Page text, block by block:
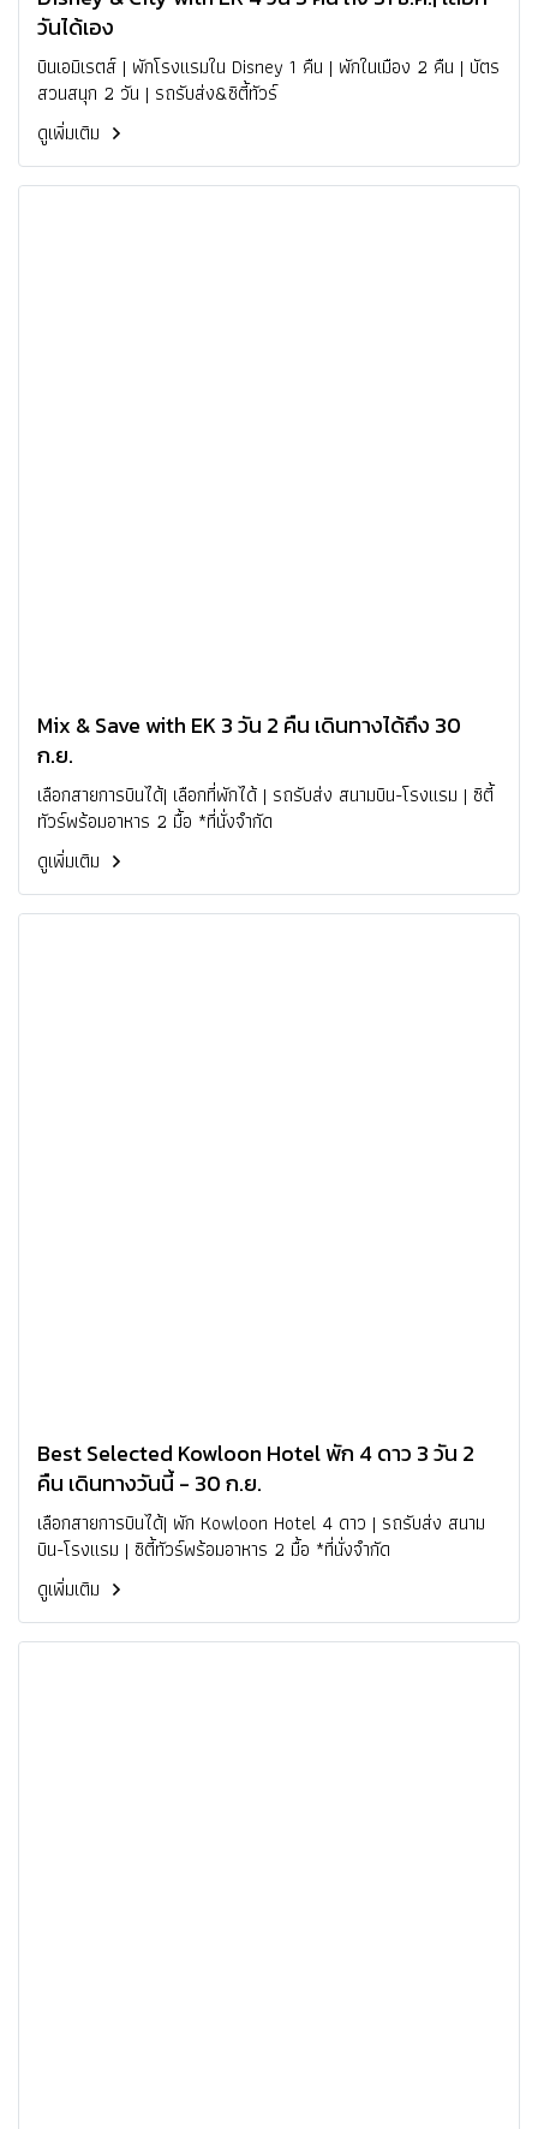
วันได้เอง
บินเอมิเรตส์ | พักโรงแรมใน Disney 1 คืน | พักในเมือง 2 คืน | บัตร
สวนสนุก 2 วัน | รถรับส่ง&ซิตี้ทัวร์
ดูเพิ่มเติม
Mix & Save with EK 3 วัน 2 คืน เดินทางได้ถึง 30
ก.ย.
เลือกสายการบินได้| เลือกที่พักได้ | รถรับส่ง สนามบิน-โรงแรม | ซิตี้
ทัวร์พร้อมอาหาร 2 มื้อ *ที่นั่งจำกัด
ดูเพิ่มเติม
Best Selected Kowloon Hotel พัก 4 ดาว 3 วัน 2
คืน เดินทางวันนี้ - 30 ก.ย.
เลือกสายการบินได้| พัก Kowloon Hotel 4 ดาว | รถรับส่ง สนาม
บิน-โรงแรม | ซิตี้ทัวร์พร้อมอาหาร 2 มื้อ *ที่นั่งจำกัด
ดูเพิ่มเติม